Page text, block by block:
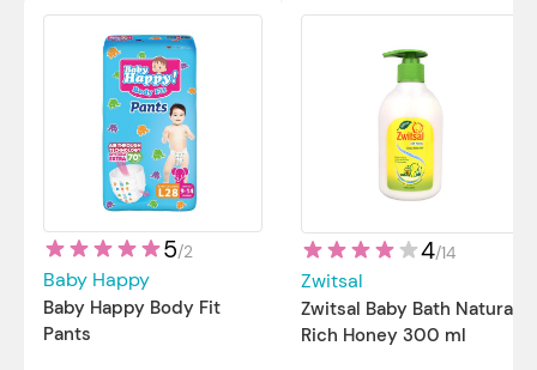
5/2
Baby Happy
Baby Happy Body Fit
Pants
4/14
Zwitsal
Zwitsal Baby Bath Natural
Rich Honey 300 ml